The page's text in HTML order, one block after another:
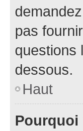
pas
questions
dessous.
Haut
Pourquoi